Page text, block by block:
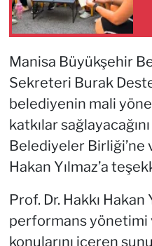
Manisa Büyükşehir
Sekreteri Burak
belediyenin mali
katkılar
Belediyeler Birliği’ne
Hakan Yılmaz’a
Prof. Dr. Hakkı
performans yönetimi
konularını içeren